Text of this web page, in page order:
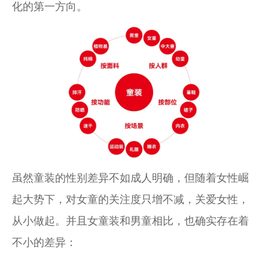
化的第一方向。
虽然童装的性别差异不如成人明确， 但随着女性崛
起大势下，对女童的关注度只增不减，关爱女性，
从小做起。并且女童装和男童相比，也确实存在着
不小的差异：